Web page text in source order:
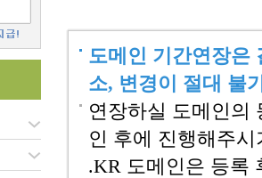
도메인 기간연장은
소, 변경이 절대 불
연장하실 도메인의
인 후에 진행해주
.KR 도메인은 등록